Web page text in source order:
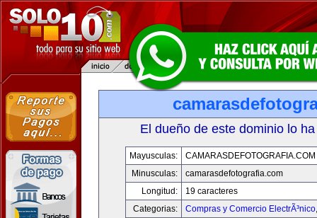
El dueño de este dominio lo
Mayusculas:
CAMARASDEFOTOGRAFIA.COM
Minusculas:
camarasdefotografia.com
Longitud:
19 caracteres
Categorias:
Compras y Comercio ElectrÃ³nico